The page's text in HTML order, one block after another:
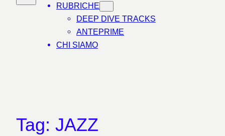
RUBRICHE
DEEP DIVE TRACKS
ANTEPRIME
CHI SIAMO
Tag: JAZZ